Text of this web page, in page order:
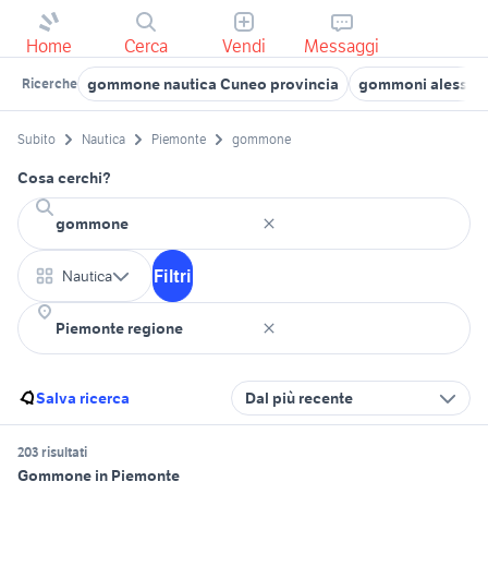
Home Cerca Vendi Messaggi
Ricerche gommone nautica Cuneo provincia gommoni
Subito Nautica Piemonte gommone
Cosa cerchi?
Nautica Filtri
Salva ricerca Dal più recente
203 risultati
Gommone in Piemonte